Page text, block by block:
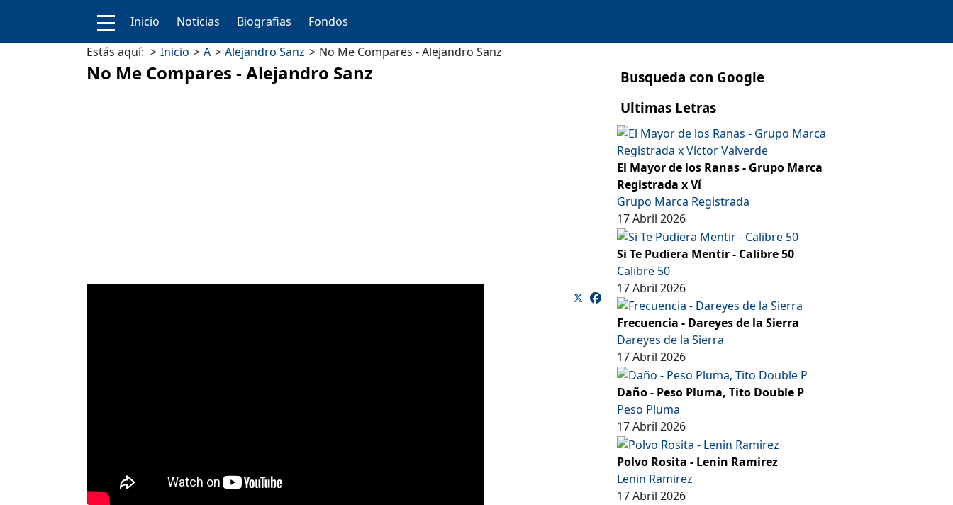
Inicio Noticias Biografias
Fondos
Estás aquí:
Inicio A Alejandro Sanz No Me Compares - Alejandro Sanz
No Me Compares - Alejandro Sanz
Busqueda con Google
Ultimas Letras
El Mayor de los Ranas - Grupo Marca
Registrada x Ví
Grupo Marca Registrada
17 Abril 2026
Si Te Pudiera Mentir - Calibre 50
Calibre 50
17 Abril 2026
Frecuencia - Dareyes de la Sierra
Dareyes de la Sierra
17 Abril 2026
Daño - Peso Pluma, Tito Double P
Peso Pluma
17 Abril 2026
Polvo Rosita - Lenin Ramirez
Lenin Ramirez
17 Abril 2026